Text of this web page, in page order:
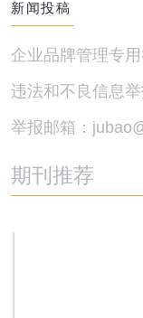
新闻投稿
企业品牌管理专
违法和不良信息
举报邮箱：
期刊推荐